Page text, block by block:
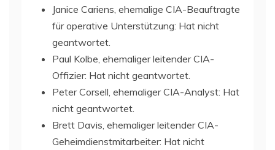
Janice Cariens, ehemalige CIA-Beauftragte
für operative Unterstützung: Hat nicht
geantwortet.
Paul Kolbe, ehemaliger leitender CIA-
Offizier: Hat nicht geantwortet.
Peter Corsell, ehemaliger CIA-Analyst: Hat
nicht geantwortet.
Brett Davis, ehemaliger leitender CIA-
Geheimdienstmitarbeiter: Hat nicht